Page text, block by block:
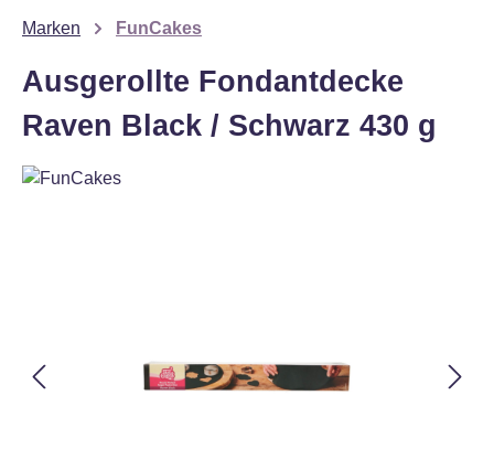
Marken FunCakes
Ausgerollte Fondantdecke
Raven Black / Schwarz 430 g